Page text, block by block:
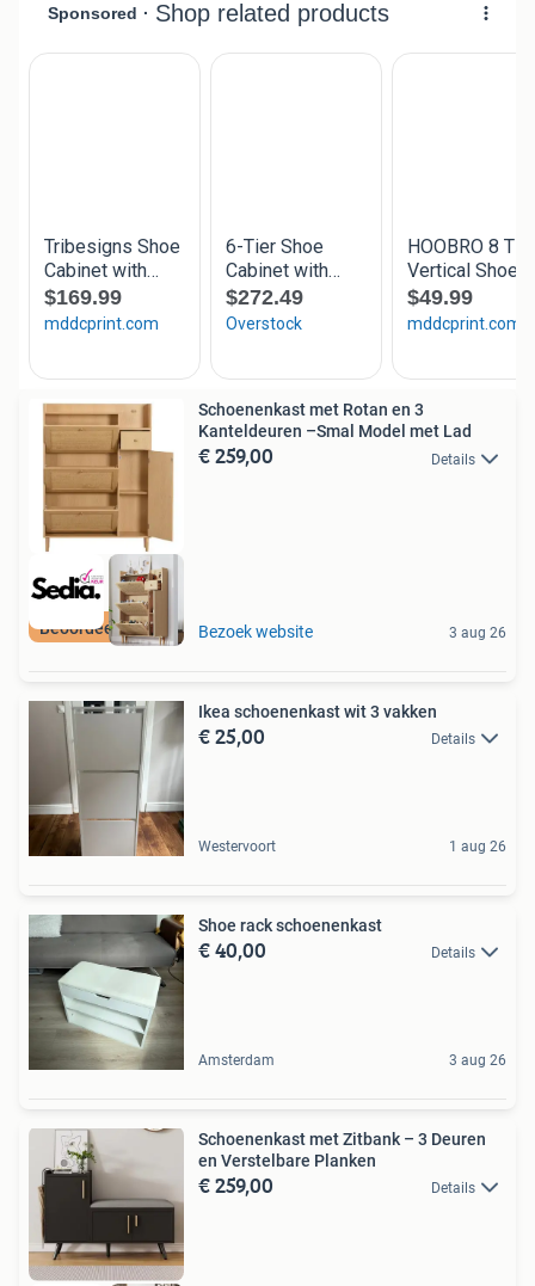
Schoenenkast met Rotan en 3
Kanteldeuren –Smal Model met Lad
€ 259,00 Details
Bezoek website 3 aug 26
Ikea schoenenkast wit 3 vakken
€ 25,00 Details
Westervoort 1 aug 26
Shoe rack schoenenkast
€ 40,00 Details
Amsterdam 3 aug 26
Schoenenkast met Zitbank – 3 Deuren
en Verstelbare Planken
€ 259,00 Details